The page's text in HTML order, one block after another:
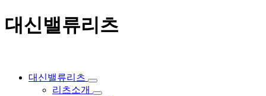
대신밸류리츠
대신밸류리츠
리츠소개